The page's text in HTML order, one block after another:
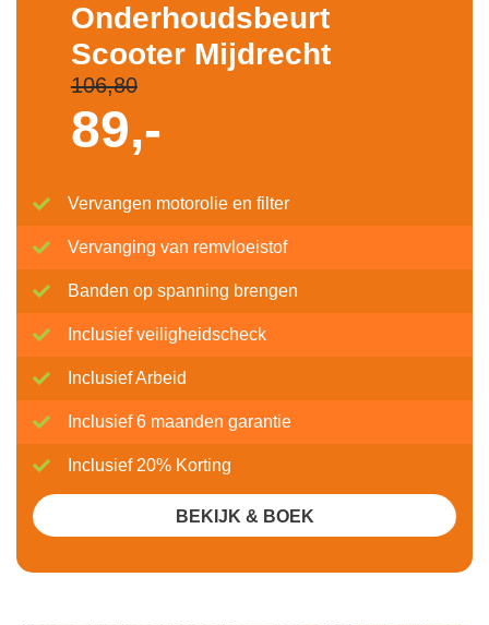
Onderhoudsbeurt
Scooter Mijdrecht
106,80
89,-
Vervangen motorolie en filter
Vervanging van remvloeistof
Banden op spanning brengen
Inclusief veiligheidscheck
Inclusief Arbeid
Inclusief 6 maanden garantie
Inclusief 20% Korting
BEKIJK & BOEK